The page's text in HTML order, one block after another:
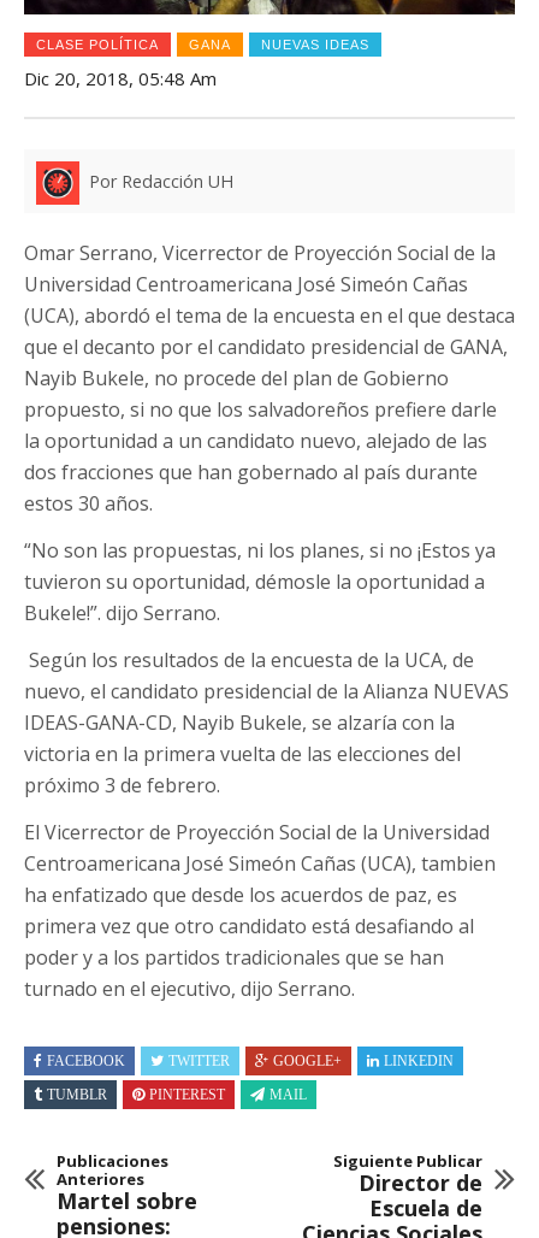
CLASE POLÍTICA GANA NUEVAS IDEAS
Dic 20, 2018, 05:48 Am
Por Redacción UH
Omar Serrano, Vicerrector de Proyección Social de la
Universidad Centroamericana José Simeón Cañas
(UCA), abordó el tema de la encuesta en el que destaca
que el decanto por el candidato presidencial de GANA,
Nayib Bukele, no procede del plan de Gobierno
propuesto, si no que los salvadoreños prefiere darle
la oportunidad a un candidato nuevo, alejado de las
dos fracciones que han gobernado al país durante
estos 30 años.
“No son las propuestas, ni los planes, si no ¡Estos ya
tuvieron su oportunidad, démosle la oportunidad a
Bukele!”. dijo Serrano.
Según los resultados de la encuesta de la UCA, de
nuevo, el candidato presidencial de la Alianza NUEVAS
IDEAS-GANA-CD, Nayib Bukele, se alzaría con la
victoria en la primera vuelta de las elecciones del
próximo 3 de febrero.
El Vicerrector de Proyección Social de la Universidad
Centroamericana José Simeón Cañas (UCA), tambien
ha enfatizado que desde los acuerdos de paz, es
primera vez que otro candidato está desafiando al
poder y a los partidos tradicionales que se han
turnado en el ejecutivo, dijo Serrano.
FACEBOOK TWITTER GOOGLE+
LINKEDIN
TUMBLR
PINTEREST MAIL
Publicaciones
Anteriores
Martel sobre
pensiones:
Siguiente Publicar
Director de
Escuela de